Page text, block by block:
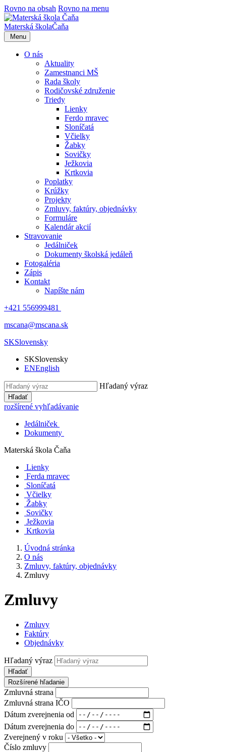
Rovno na obsah Rovno na menu
Materská školaČaňa
Menu
O nás
Aktuality
Zamestnanci MŠ
Rada školy
Rodičovské združenie
Triedy
Lienky
Ferdo mravec
Sloníčatá
Včielky
Žabky
Sovičky
Ježkovia
Krtkovia
Poplatky
Krúžky
Projekty
Zmluvy, faktúry, objednávky
Formuláre
Kalendár akcií
Stravovanie
Jedálniček
Dokumenty školská jedáleň
Fotogaléria
Zápis
Kontakt
Napíšte nám
+421 556999481
mscana@mscana.sk
SKSlovensky
SKSlovensky
ENEnglish
Hľadaný výraz
Hľadať
rozšírené vyhľadávanie
Jedálniček
Dokumenty
Materská škola Čaňa
Lienky
Ferda mravec
Sloníčatá
Včielky
Žabky
Sovičky
Ježkovia
Krtkovia
Úvodná stránka
O nás
Zmluvy, faktúry, objednávky
Zmluvy
Zmluvy
Zmluvy
Faktúry
Objednávky
Hľadaný výraz
Hľadať
Rozšírené hľadanie
Zmluvná strana
Zmluvná strana IČO
Dátum zverejnenia od
Dátum zverejnenia do
Zverejnený v roku
Číslo zmluvy